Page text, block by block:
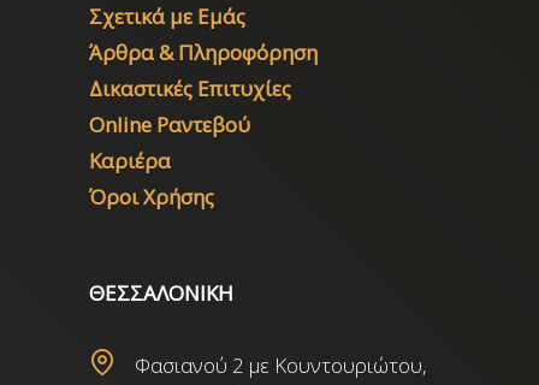
Σχετικά με Εμάς
Άρθρα & Πληροφόρηση
Δικαστικές Επιτυχίες
Online Ραντεβού
Καριέρα
Όροι Χρήσης
ΘΕΣΣΑΛΟΝΙΚΗ
Φασιανού 2 με Κουντουριώτου,